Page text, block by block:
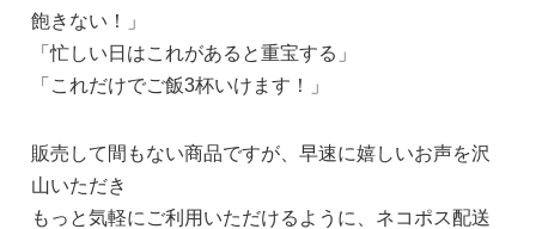
飽きない！」
「忙しい日はこれがあると重宝する」
「これだけでご飯3杯いけます！」
販売して間もない商品ですが、早速に嬉しいお声を沢
山いただき
もっと気軽にご利用いただけるように、ネコポス配送